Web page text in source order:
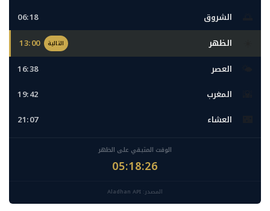
الشروق 06:18
الظهر التالية 13:00
العصر 16:38
المغرب 19:42
العشاء 21:07
الوقت المتبقي على الظهر
05:18:25
المصدر: Aladhan API